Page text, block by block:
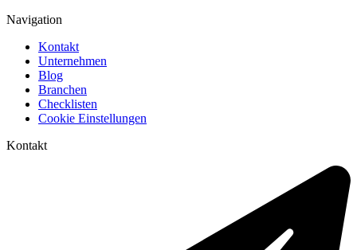
Navigation
Kontakt
Unternehmen
Blog
Branchen
Checklisten
Cookie Einstellungen
Kontakt